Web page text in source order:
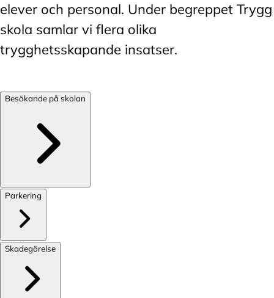
elever och personal. Under begreppet Trygg
skola samlar vi flera olika
trygghetsskapande insatser.
Besökande på skolan
Parkering
Skadegörelse